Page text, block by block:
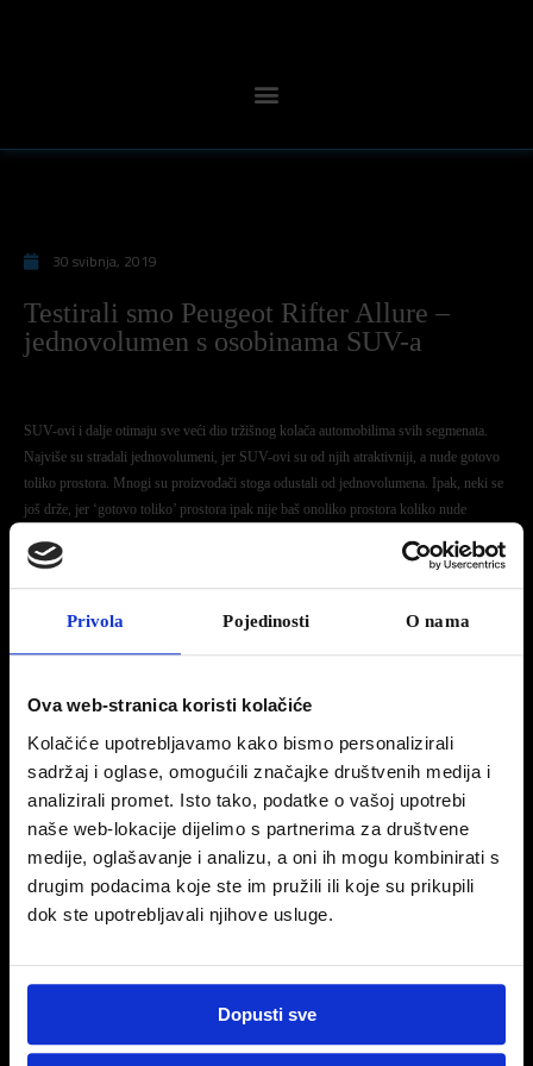
Privola Pojedinosti O nama
Ova web-stranica koristi kolačiće
Kolačiće upotrebljavamo kako bismo personalizirali
sadržaj i oglase, omogućili značajke društvenih medija i
analizirali promet. Isto tako, podatke o vašoj upotrebi
naše web-lokacije dijelimo s partnerima za društvene
medije, oglašavanje i analizu, a oni ih mogu kombinirati s
drugim podacima koje ste im pružili ili koje su prikupili
dok ste upotrebljavali njihove usluge.
Dopusti sve
30 svibnja, 2019
Testirali smo Peugeot Rifter Allure –
jednovolumen s osobinama SUV-a
SUV-ovi i dalje otimaju sve veći dio tržišnog kolača automobilima svih segmenata.
Najviše su stradali jednovolumeni, jer SUV-ovi su od njih atraktivniji, a nude gotovo
toliko prostora. Mnogi su proizvođači stoga odustali od jednovolumena. Ipak, neki se
još drže, jer ‘gotovo toliko’ prostora ipak nije baš onoliko prostora koliko nude
jednovolumena.
Ključ je, dakle, za opstanak na tržištu u tome kako prostrane i multifunkcionalne
opremljen, Peugeotov Rifter na dobrom je tragu, a isprobali smo ga u inačici L1 Allure
1,5 BlueHDi 100 koja stoji 174.105 kn.
Kako bi se svidio i kupcima koji gledaju SUV-ove, jednovolumen Rifter dobio je
organizacije Rifter nudi i brojne pretince za odlaganje, različitih veličina. U sve
pretince raspoređene po kabini ukupno mu stane čak 180 litara! Kabina se nudi s pet